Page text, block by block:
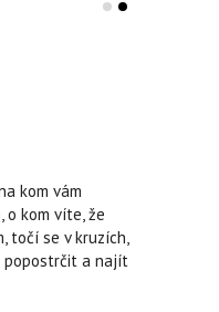
kom vám
o kom víte, že
točí se v kruzích,
popostrčit a najít